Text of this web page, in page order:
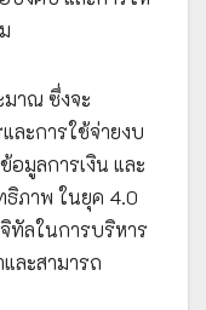
าณ ซึ่งจะ
ละการใช้จ่ายงบ
อมูลการเงิน และ
ภาพ ในยุค 4.0
ทัลในการบริหาร
ละสามารถ